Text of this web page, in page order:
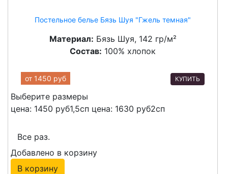
Постельное белье Бязь Шуя "Гжель темная"
Материал: Бязь Шуя, 142 гр/м²
Состав: 100% хлопок
от 1450 руб КУПИТЬ
Выберите размеры
цена: 1450 руб1,5сп цена: 1630 руб2сп
Все раз.
Добавлено в корзину
В корзину